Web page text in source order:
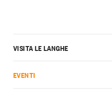
VISITA LE LANGHE
EVENTI